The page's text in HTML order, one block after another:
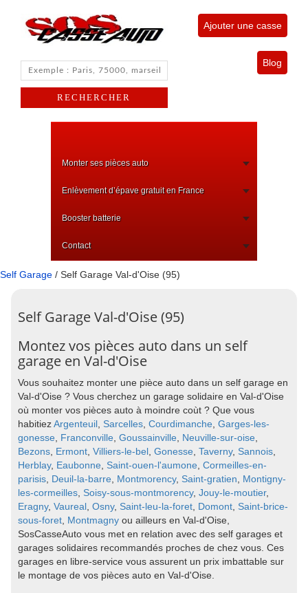
Ajouter une casse
Blog
Monter ses pièces auto
Enlèvement d’épave gratuit en France
Booster batterie
Contact
Self Garage / Self Garage Val-d'Oise (95)
Self Garage Val-d'Oise (95)
Montez vos pièces auto dans un self
garage en Val-d'Oise
Vous souhaitez monter une pièce auto dans un self garage en
Val-d'Oise ? Vous cherchez un garage solidaire en Val-d'Oise
où monter vos pièces auto à moindre coùt ? Que vous
habitiezArgenteuil, Sarcelles, Courdimanche, Garges-les-
gonesse, Franconville, Goussainville, Neuville-sur-oise,
Bezons, Ermont, Villiers-le-bel, Gonesse, Taverny, Sannois,
Herblay, Eaubonne, Saint-ouen-l'aumone, Cormeilles-en-
parisis, Deuil-la-barre, Montmorency, Saint-gratien, Montigny-
les-cormeilles, Soisy-sous-montmorency, Jouy-le-moutier,
Eragny, Vaureal, Osny, Saint-leu-la-foret, Domont, Saint-brice-
sous-foret, Montmagny ou ailleurs en Val-d'Oise,
SosCasseAuto vous met en relation avec des self garages et
garages solidaires recommandés proches de chez vous. Ces
garages en libre-service vous assurent un prix imbattable sur
le montage de vos pièces auto en Val-d'Oise.